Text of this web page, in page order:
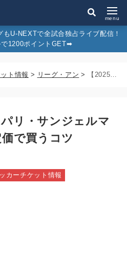
menu
もU-NEXTで全試合独占ライブ配信！
1200ポイントGET➡︎
ト情報 > リーグ・アン > 【2025年最新版】パリ・サンジェルマンのチケットを定価で買うコツ
パリ・サンジェルマ
で買うコツ
カーチケット情報